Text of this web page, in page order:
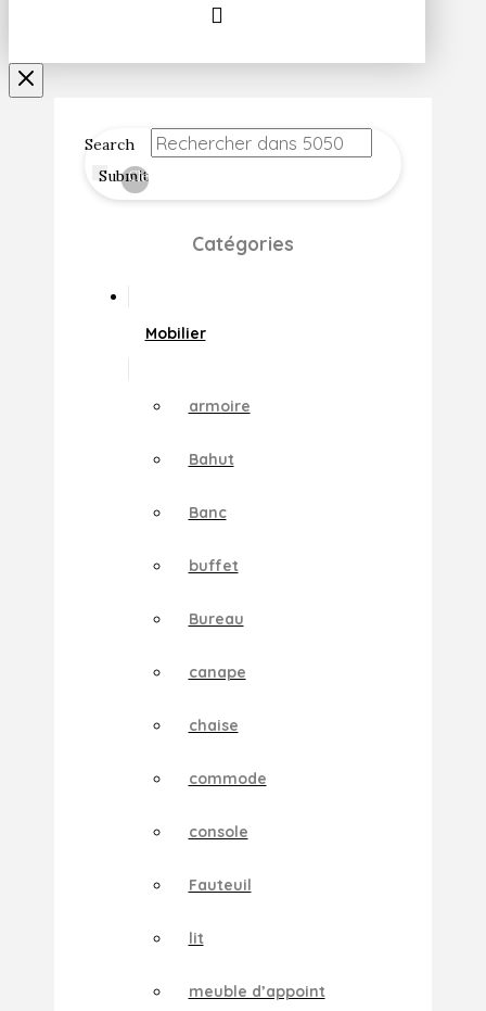
Search
Submit
Clear
Catégories
Mobilier
armoire
Bahut
Banc
buffet
Bureau
canape
chaise
commode
console
Fauteuil
lit
meuble d’appoint